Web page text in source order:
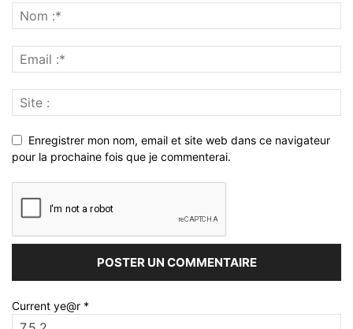
Enregistrer mon nom, email et site web dans ce navigateur
pour la prochaine fois que je commenterai.
Current ye@r *